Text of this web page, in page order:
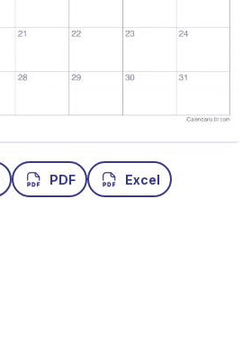
PDF Excel